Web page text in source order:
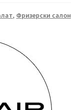
, Фризерски салон